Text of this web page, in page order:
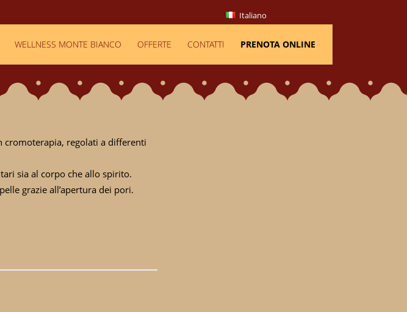
Italiano
WELLNESS MONTE BIANCO OFFERTE CONTATTI PRENOTA ONLINE
cromoterapia, regolati a differenti
sia al corpo che allo spirito.
grazie all’apertura dei pori.